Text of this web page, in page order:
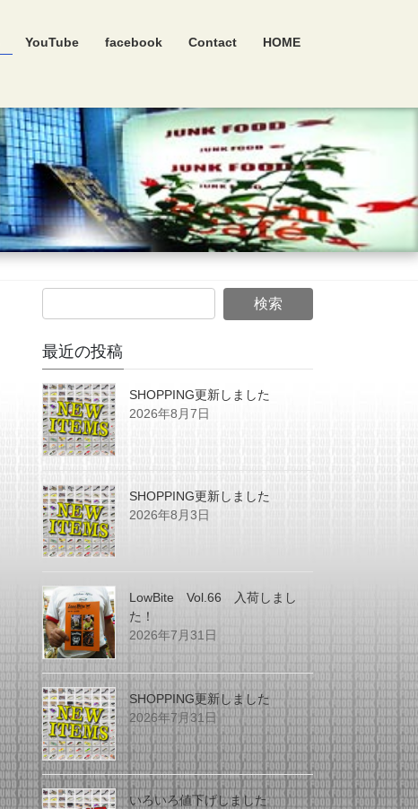
YouTube facebook Contact HOME
最近の投稿
SHOPPING更新しました
2026年8月7日
SHOPPING更新しました
2026年8月3日
LowBite Vol.66 入荷しまし
た！
2026年7月31日
SHOPPING更新しました
2026年7月31日
いろいろ値下げしました